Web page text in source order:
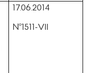
17.06.2014
№1511-VII